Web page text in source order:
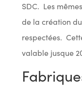
SDC. Les
de la création
respectées.
valable jusque